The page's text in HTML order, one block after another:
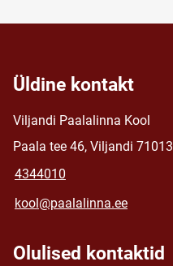
Üldine kontakt
Viljandi Paalalinna Kool
Paala tee 46, Viljandi 71013
4344010
kool@paalalinna.ee
Olulised kontaktid